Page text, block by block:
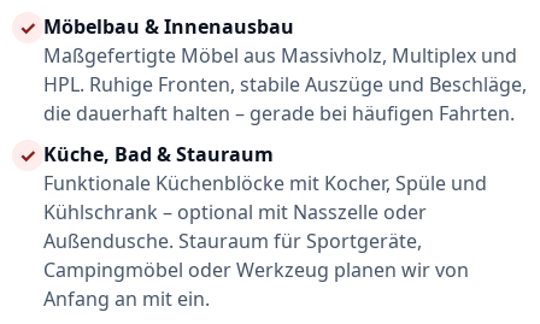
✓ Möbelbau & Innenausbau
Maßgefertigte Möbel aus Massivholz, Multiplex und
HPL. Ruhige Fronten, stabile Auszüge und Beschläge,
die dauerhaft halten – gerade bei häufigen Fahrten.
✓ Küche, Bad & Stauraum
Funktionale Küchenblöcke mit Kocher, Spüle und
Kühlschrank – optional mit Nasszelle oder
Außendusche. Stauraum für Sportgeräte,
Campingmöbel oder Werkzeug planen wir von
Anfang an mit ein.